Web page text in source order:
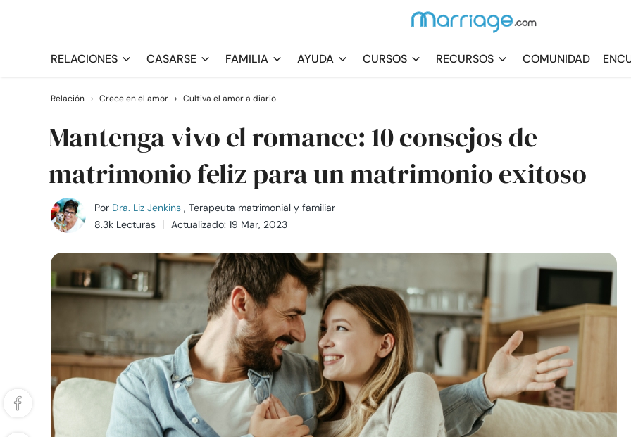
RELACIONES CASARSE FAMILIA AYUDA CURSOS RECURSOS COMUNIDAD
Relación › Crece en el amor › Cultiva el amor a diario
Mantenga vivo el romance: 10 consejos de
matrimonio feliz para un matrimonio exitoso
Por Dra. Liz Jenkins , Terapeuta matrimonial y familiar
8.3k Lecturas
Actualizado: 19 Mar, 2023